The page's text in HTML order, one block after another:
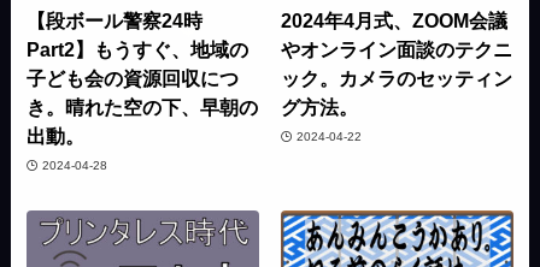
【段ボール警察24時
Part2】もうすぐ、地域の
子ども会の資源回収につ
き。晴れた空の下、早朝の
出動。
2024-04-28
2024年4月式、ZOOM会議
やオンライン面談のテクニ
ック。カメラのセッティン
グ方法。
2024-04-22